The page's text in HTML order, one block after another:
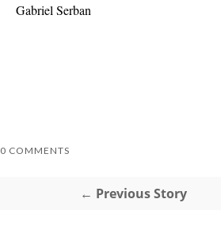
Gabriel Serban
0 COMMENTS
← Previous Story